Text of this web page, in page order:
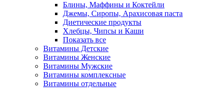
Блины, Маффины и Коктейли
Джемы, Сиропы, Арахисовая паста
Диетические продукты
Хлебцы, Чипсы и Каши
Показать все
Витамины Детские
Витамины Женские
Витамины Мужские
Витамины комплексные
Витамины отдельные